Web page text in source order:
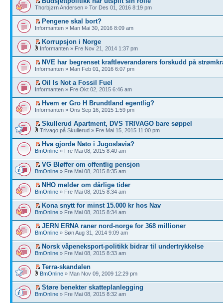
Thorbjørn Andersen » Tor Des 01, 2016 8:19 pm
Pengene skal bort?
Informanten » Man Mai 30, 2016 8:09 am
Korrupsjon i Norge
Informanten » Fre Nov 21, 2014 1:37 pm
NVE har begrenset kraftleverandørers forskudd på
Informanten » Man Feb 01, 2016 6:07 pm
Oil Is Not a Fossil Fuel
Informanten » Fre Okt 02, 2015 6:46 am
Hvem er Gro H Brundtland egentlig?
Informanten » Ons Sep 16, 2015 1:59 pm
Skullerud Apartment, DVS TRIVAGO bare søppel
Trivago på Skullerud » Fre Mai 15, 2015 11:00 pm
Hva gjorde Nato i Jugoslavia?
BmOnline » Fre Mai 08, 2015 8:40 am
VG Bløffer om offentlig pensjon
BmOnline » Fre Mai 08, 2015 8:35 am
NHO melder om dårlige tider
BmOnline » Fre Mai 08, 2015 8:34 am
Kona snytt for minst 15.000 kr hos Nav
BmOnline » Fre Mai 08, 2015 8:34 am
JERN ERNA raner nord-norge for 368 millioner
BmOnline » Søn Aug 31, 2014 9:09 am
Norsk våpeneksport-politikk bidrar til undertrykkelse
BmOnline » Fre Mai 08, 2015 8:33 am
Terra-skandalen
BmOnline » Man Nov 09, 2009 12:29 pm
Støre benekter skatteplanlegging
BmOnline » Fre Mai 08, 2015 8:32 am